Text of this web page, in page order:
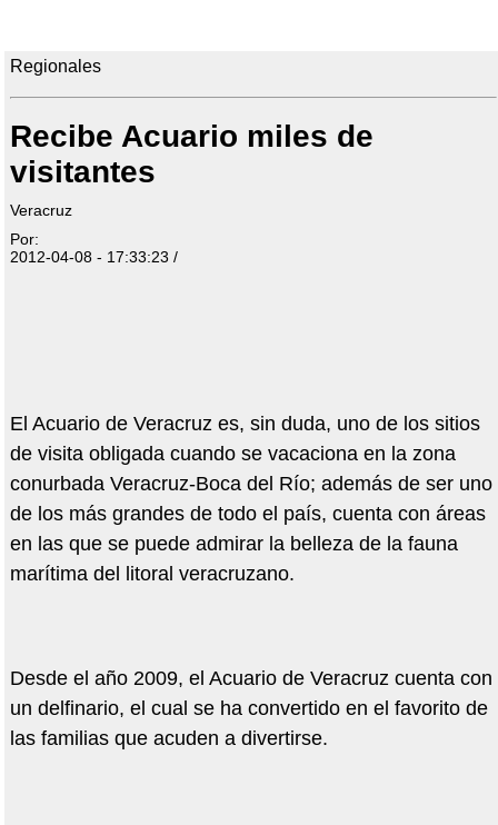
Regionales
Recibe Acuario miles de
visitantes
Veracruz
Por:
2012-04-08 - 17:33:23 /
El Acuario de Veracruz es, sin duda, uno de los sitios
de visita obligada cuando se vacaciona en la zona
conurbada Veracruz-Boca del Río; además de ser uno
de los más grandes de todo el país, cuenta con áreas
en las que se puede admirar la belleza de la fauna
marítima del litoral veracruzano.
Desde el año 2009, el Acuario de Veracruz cuenta con
un delfinario, el cual se ha convertido en el favorito de
las familias que acuden a divertirse.